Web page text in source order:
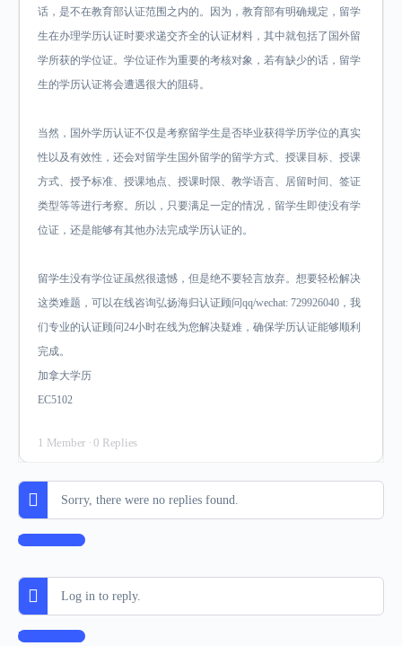
话，是不在教育部认证范围之内的。因为，教育部有明确规定，留学
生在办理学历认证时要求递交齐全的认证材料，其中就包括了国外留
学所获的学位证。学位证作为重要的考核对象，若有缺少的话，留学
生的学历认证将会遭遇很大的阻碍。
当然，国外学历认证不仅是考察留学生是否毕业获得学历学位的真实
性以及有效性，还会对留学生国外留学的留学方式、授课目标、授课
方式、授予标准、授课地点、授课时限、教学语言、居留时间、签证
类型等等进行考察。所以，只要满足一定的情况，留学生即使没有学
位证，还是能够有其他办法完成学历认证的。
留学生没有学位证虽然很遗憾，但是绝不要轻言放弃。想要轻松解决
这类难题，可以在线咨询弘扬海归认证顾问qq/wechat: 729926040，我
们专业的认证顾问24小时在线为您解决疑难，确保学历认证能够顺利
完成。
加拿大学历
EC5102
1 Member · 0 Replies
Sorry, there were no replies found.
Log In to Reply
Log in to reply.
Log In to Reply